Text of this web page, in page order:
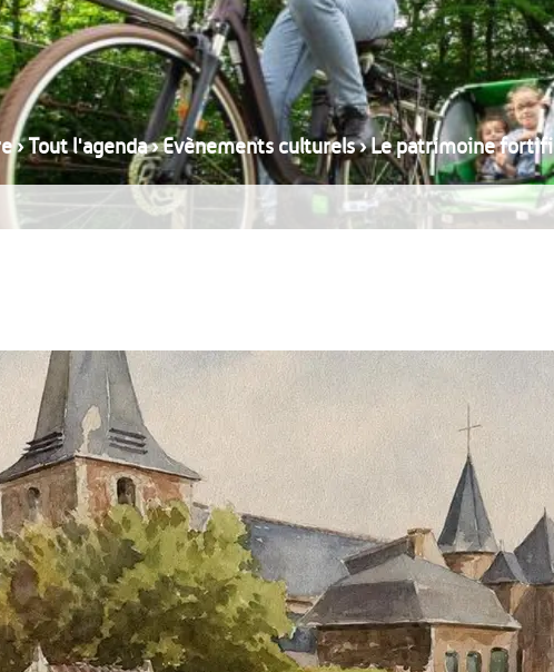
›Tout l'agenda›Evènements culturels›Le patrimoine